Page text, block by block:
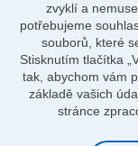
Naše
O holdingu
Důležité
Ostatní
zvyklí a
potřebujeme
souborů, které
Stisknutím tlačítka
tak, abychom vám
základě vašich
stránce